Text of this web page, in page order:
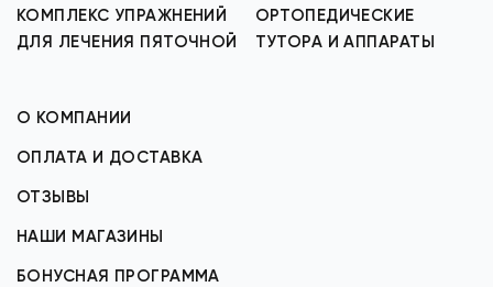
КОМПЛЕКС УПРАЖНЕНИЙ
ДЛЯ ЛЕЧЕНИЯ ПЯТОЧНОЙ
ОРТОПЕДИЧЕСКИЕ
ТУТОРА И АППАРАТЫ
О КОМПАНИИ
ОПЛАТА И ДОСТАВКА
ОТЗЫВЫ
НАШИ МАГАЗИНЫ
БОНУСНАЯ ПРОГРАММА